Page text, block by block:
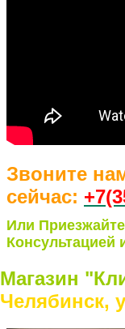
Звоните
сейчас:
Или
Консультацией
Магазин
Челябинск,